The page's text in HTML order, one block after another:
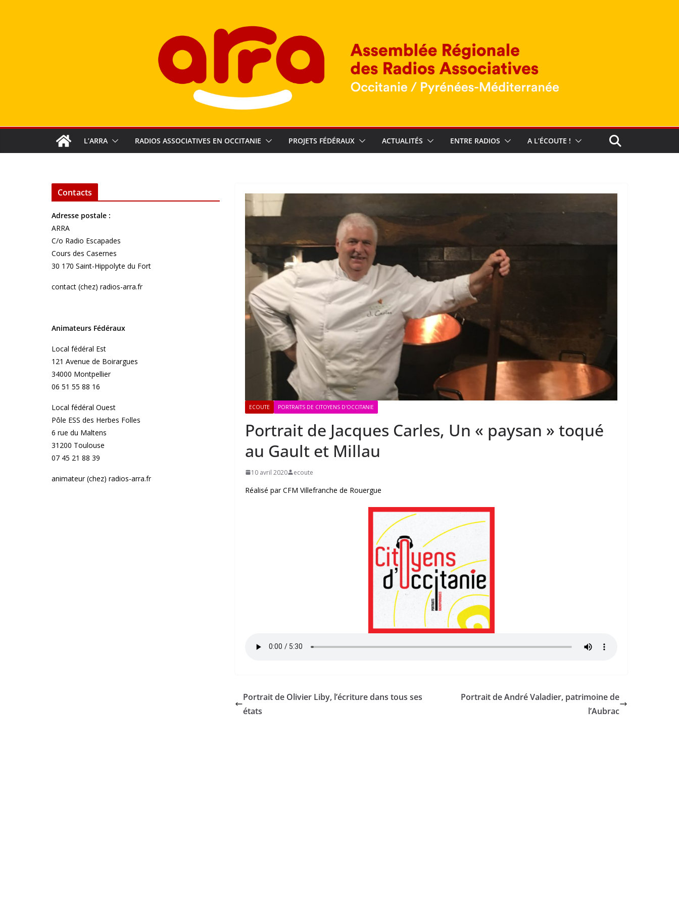
L’ARRA RADIOS ASSOCIATIVES EN OCCITANIE PROJETS FÉDÉRAUX ACTUALITÉS ENTRE RADIOS A L’ÉCOUTE !
ECOUTE PORTRAITS DE CITOYENS D'OCCITANIE
Portrait de Jacques Carles, Un « paysan » toqué
au Gault et Millau
10 avril 2020 ecoute
Réalisé par CFM Villefranche de Rouergue
Portrait de Olivier Liby, l’écriture dans tous ses
états
Portrait de André Valadier, patrimoine de
l’Aubrac
Contacts
Adresse postale :
ARRA
C/o Radio Escapades
Cours des Casernes
30 170 Saint-Hippolyte du Fort
contact (chez) radios-arra.fr
Animateurs Fédéraux
Local fédéral Est
121 Avenue de Boirargues
34000 Montpellier
06 51 55 88 16
Local fédéral Ouest
Pôle ESS des Herbes Folles
6 rue du Maltens
31200 Toulouse
07 45 21 88 39
animateur (chez) radios-arra.fr